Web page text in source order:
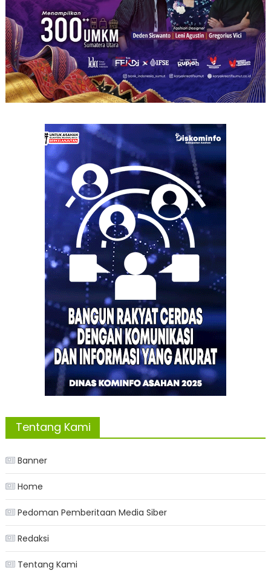
Tentang Kami
Banner
Home
Pedoman Pemberitaan Media Siber
Redaksi
Tentang Kami